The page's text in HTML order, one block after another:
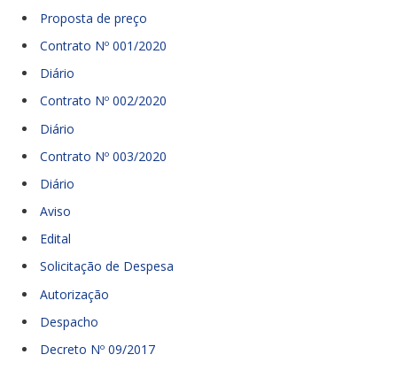
Proposta de preço
Contrato Nº 001/2020
Diário
Contrato Nº 002/2020
Diário
Contrato Nº 003/2020
Diário
Aviso
Edital
Solicitação de Despesa
Autorização
Despacho
Decreto Nº 09/2017